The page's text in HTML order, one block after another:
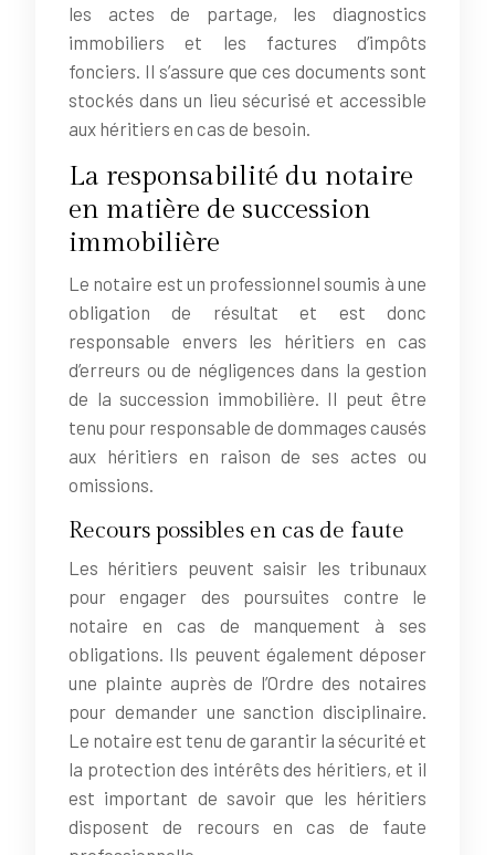
les actes de partage, les diagnostics
immobiliers et les factures d’impôts
fonciers. Il s’assure que ces documents sont
stockés dans un lieu sécurisé et accessible
aux héritiers en cas de besoin.
La responsabilité du notaire
en matière de succession
immobilière
Le notaire est un professionnel soumis à une
obligation de résultat et est donc
responsable envers les héritiers en cas
d’erreurs ou de négligences dans la gestion
de la succession immobilière. Il peut être
tenu pour responsable de dommages causés
aux héritiers en raison de ses actes ou
omissions.
Recours possibles en cas de faute
Les héritiers peuvent saisir les tribunaux
pour engager des poursuites contre le
notaire en cas de manquement à ses
obligations. Ils peuvent également déposer
une plainte auprès de l’Ordre des notaires
pour demander une sanction disciplinaire.
Le notaire est tenu de garantir la sécurité et
la protection des intérêts des héritiers, et il
est important de savoir que les héritiers
disposent de recours en cas de faute